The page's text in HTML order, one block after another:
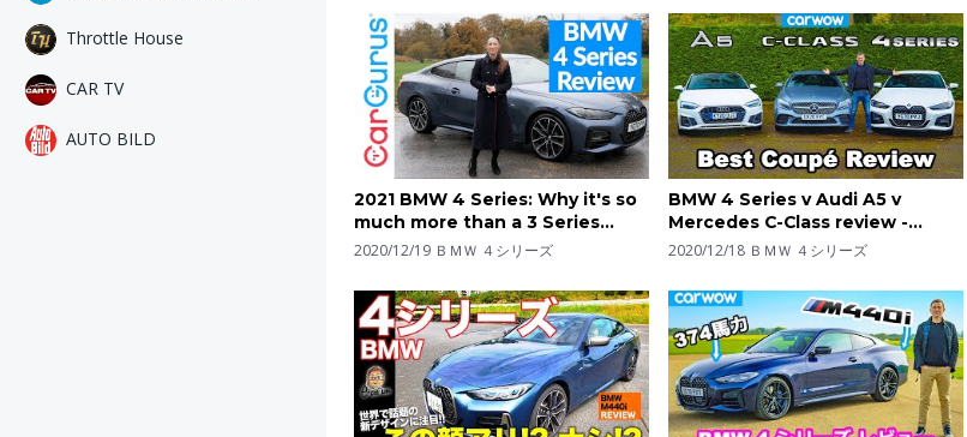
Throttle House
CAR TV
AUTO BILD
2021 BMW 4 Series: Why it's so
much more than a 3 Series
coupe
2020/12/19 ＢＭＷ ４シリーズ
BMW 4 Series v Audi A5 v
Mercedes C-Class review -
which is best?
2020/12/18 ＢＭＷ ４シリーズ